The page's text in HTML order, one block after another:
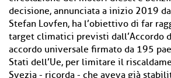
decisione, annunciata a inizio 2019
Stefan Lovfen, ha l’obiettivo di far
target climatici previsti dall’Accordo
accordo universale firmato da 195
Stati dell’Ue, per limitare il
Svezia - ricorda - che aveva già